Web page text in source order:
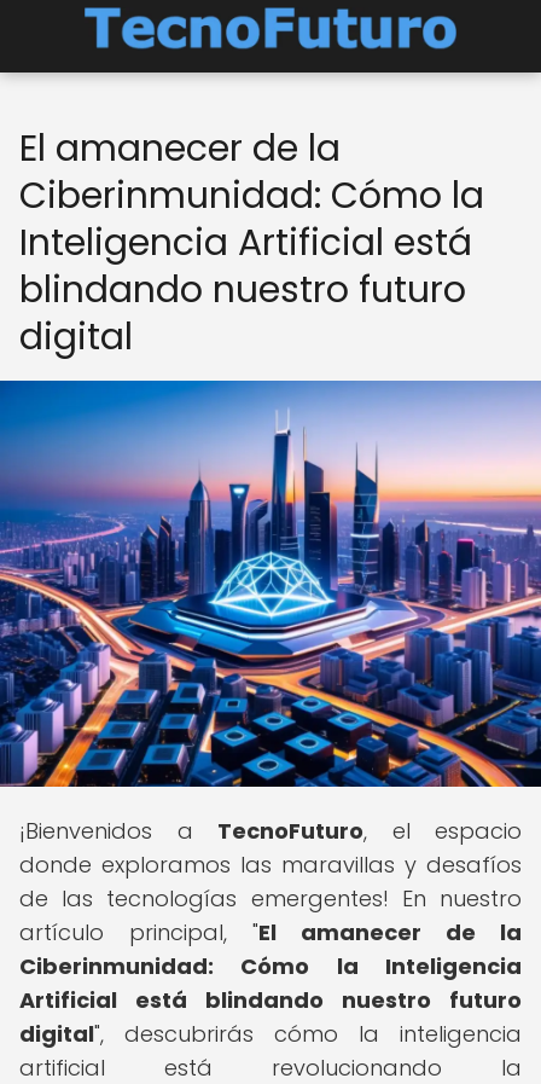
El amanecer de la
Ciberinmunidad: Cómo la
Inteligencia Artificial está
blindando nuestro futuro
digital
¡Bienvenidos a TecnoFuturo, el espacio
donde exploramos las maravillas y desafíos
de las tecnologías emergentes! En nuestro
artículo principal, "El amanecer de la
Ciberinmunidad: Cómo la Inteligencia
Artificial está blindando nuestro futuro
digital", descubrirás cómo la inteligencia
artificial está revolucionando la